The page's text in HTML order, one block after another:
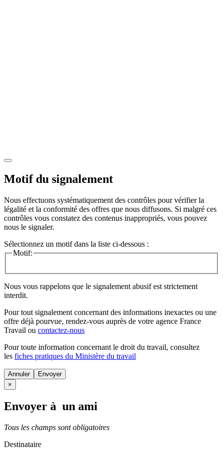
Motif du signalement
Nous effectuons systématiquement des contrôles pour vérifier la
légalité et la conformité des offres que nous diffusons. Si malgré ces
contrôles vous constatez des contenus inappropriés, vous pouvez
nous le signaler.
Sélectionnez un motif dans la liste ci-dessous :
Motif:
Nous vous rappelons que le signalement abusif est strictement
interdit.
Pour tout signalement concernant des informations inexactes ou une
offre déjà pourvue, rendez-vous auprès de votre agence France
Travail ou contactez-nous
Pour toute information concernant le droit du travail, consultez
les fiches pratiques du Ministère du travail
Annuler
×
Envoyer à un ami
Tous les champs sont obligatoires
Destinataire